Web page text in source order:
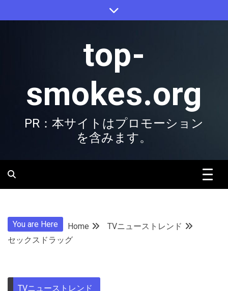
to
top-
smokes.org
PR：本サイトはプロモーション
を含みます。
You are Here Home
TVニューストレンド
セックスドラッグ
TVニューストレンド